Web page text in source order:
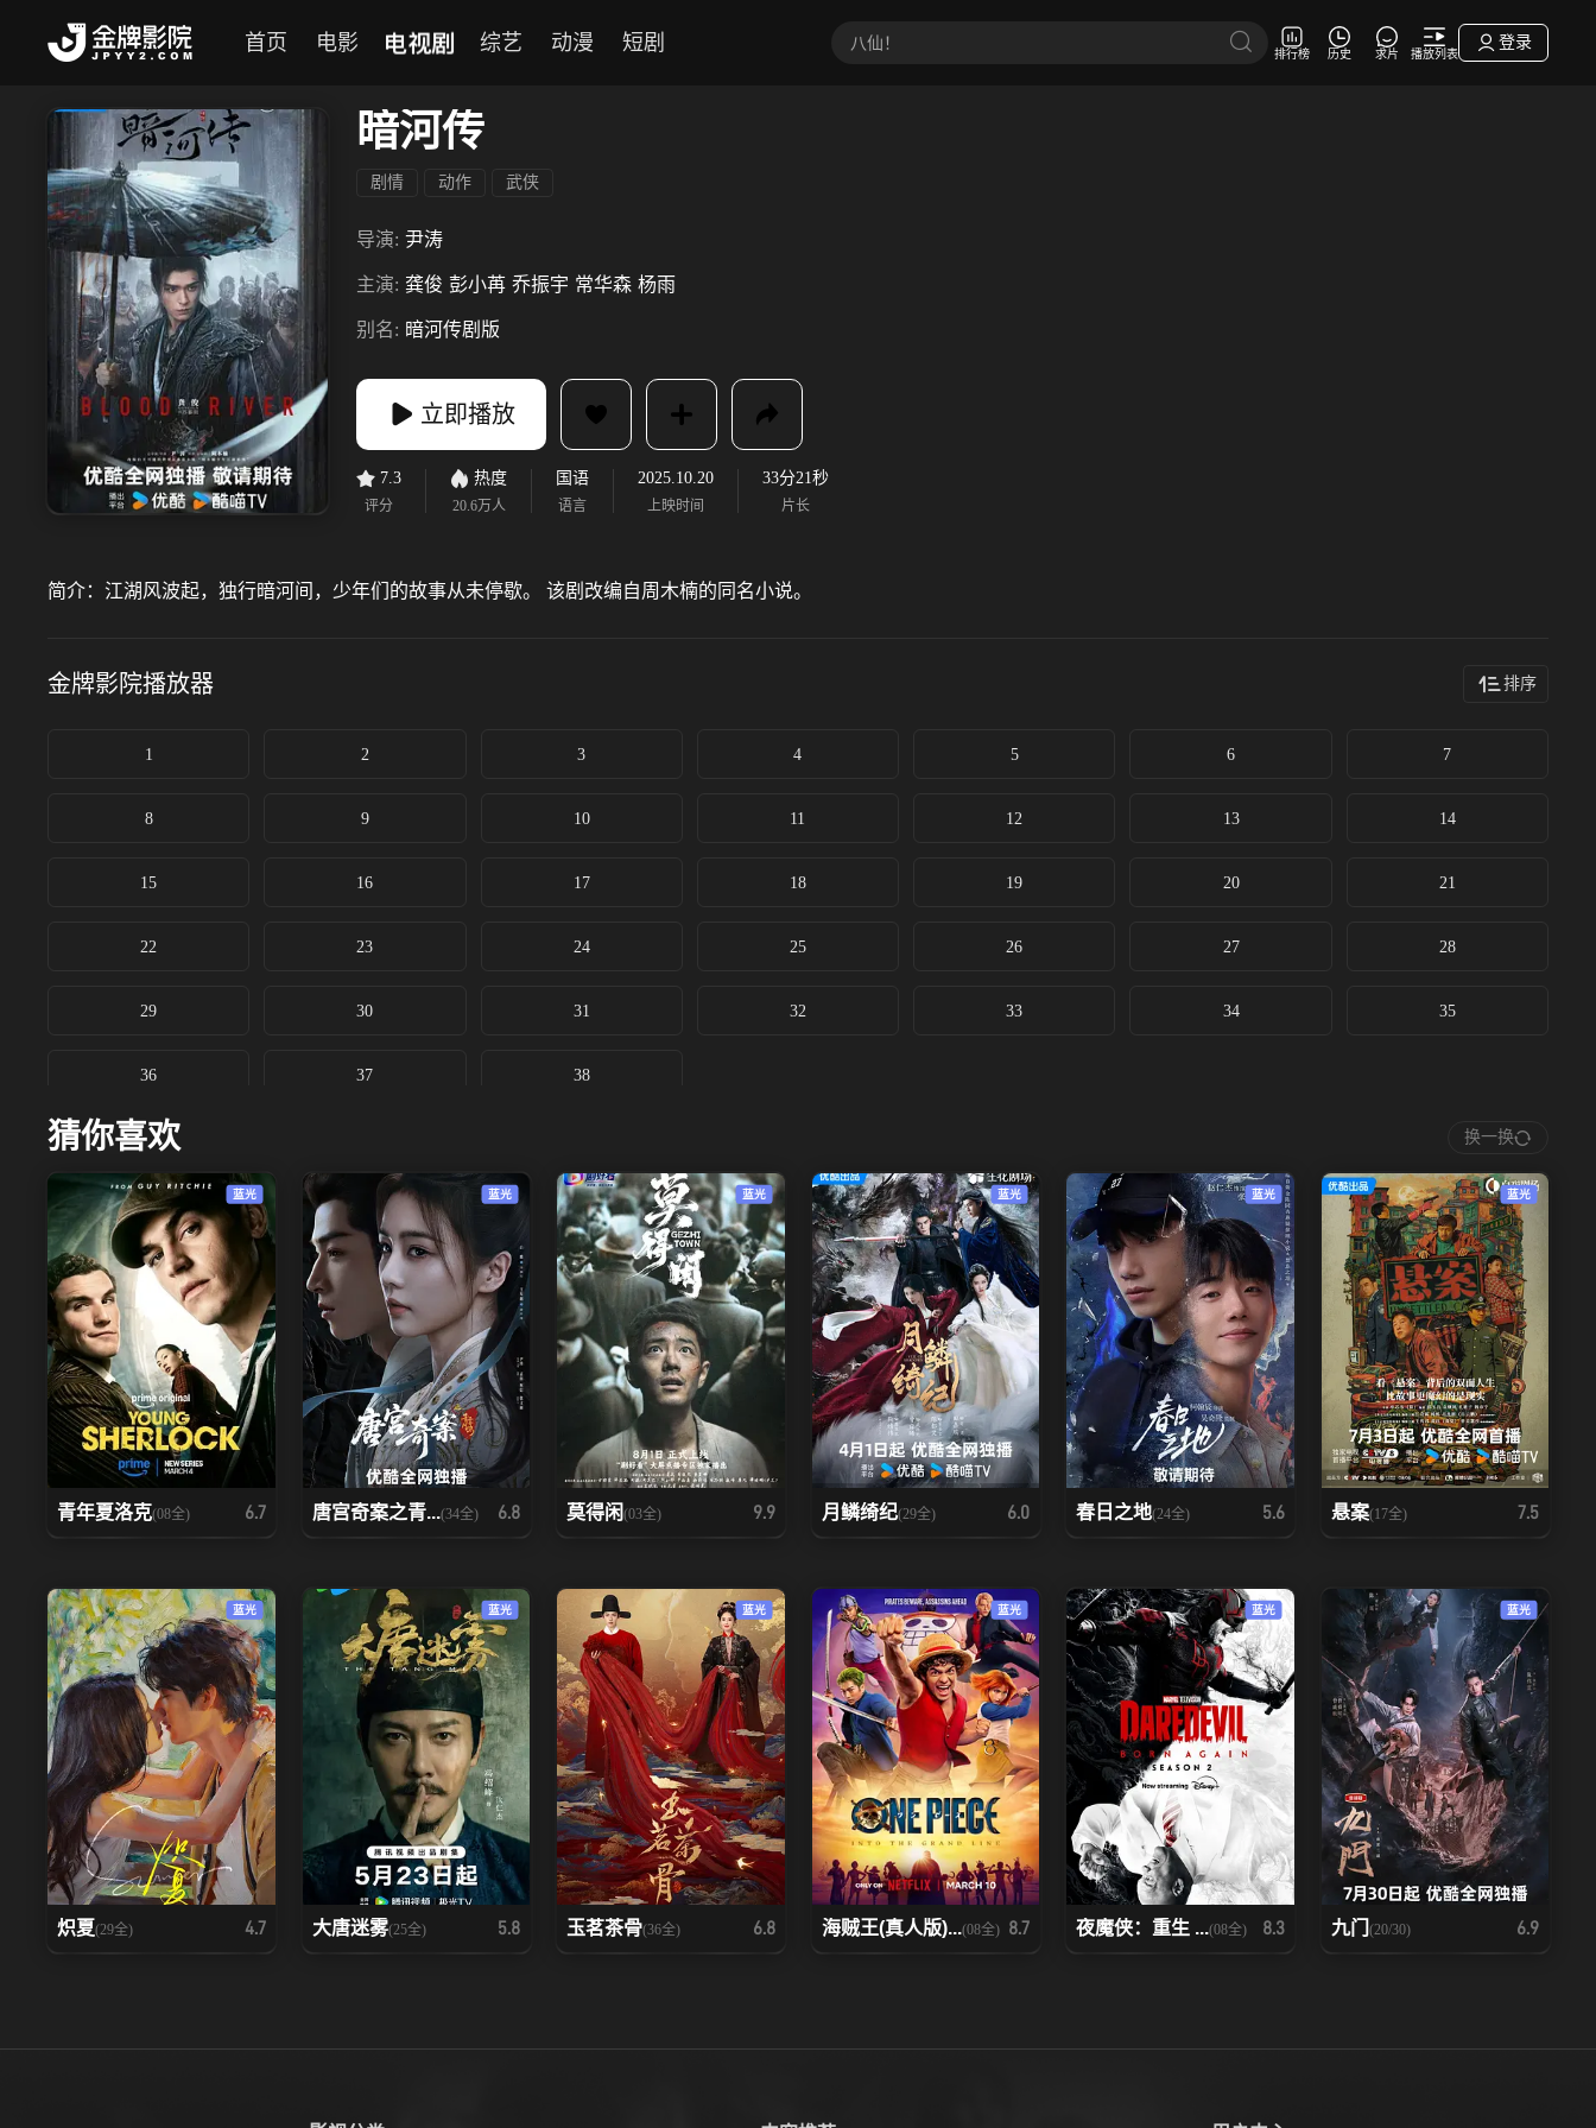
首页 电影 电视剧 综艺 动漫 短剧 排行榜 历史 求片 播放列表
登录
暗河传
剧情 动作 武侠
导演: 尹涛
主演: 龚俊 彭小苒 乔振宇 常华森 杨雨
别名: 暗河传剧版
立即播放
7.3
评分
热度
20.6万人
国语
语言
2025.10.20
上映时间
33分21秒
片长
简介： 江湖风波起，独行暗河间，少年们的故事从未停歇。 该剧改编自周木楠的同名小说。
金牌影院播放器 排序
1 2 3 4 5 6 7
8 9 10 11 12 13 14
15 16 17 18 19 20 21
22 23 24 25 26 27 28
29 30 31 32 33 34 35
36 37 38
猜你喜欢 换一换
蓝光
青年夏洛克(08全) 6.7
蓝光
唐宫奇案之青...(34全) 6.8
蓝光
莫得闲(03全) 9.9
蓝光
月鳞绮纪(29全) 6.0
蓝光
春日之地(24全) 5.6
蓝光
悬案(17全) 7.5
蓝光
炽夏(29全) 4.7
蓝光
大唐迷雾(25全) 5.8
蓝光
玉茗茶骨(36全) 6.8
蓝光
海贼王(真人版)...(08全) 8.7
蓝光
夜魔侠：重生 ...(08全) 8.3
蓝光
九门 (20/30) 6.9